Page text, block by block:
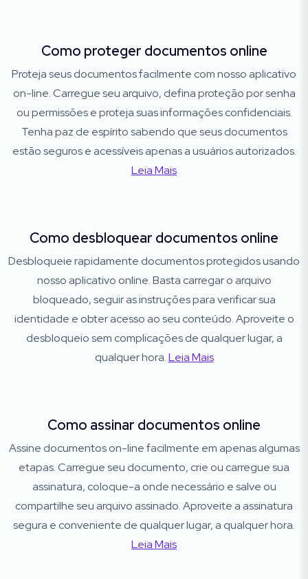
Como proteger documentos online
Proteja seus documentos facilmente com nosso aplicativo
on-line. Carregue seu arquivo, defina proteção por senha
ou permissões e proteja suas informações confidenciais.
Tenha paz de espírito sabendo que seus documentos
estão seguros e acessíveis apenas a usuários autorizados.
Leia Mais
Como desbloquear documentos online
Desbloqueie rapidamente documentos protegidos usando
nosso aplicativo online. Basta carregar o arquivo
bloqueado, seguir as instruções para verificar sua
identidade e obter acesso ao seu conteúdo. Aproveite o
desbloqueio sem complicações de qualquer lugar, a
qualquer hora.Leia Mais
Como assinar documentos online
Assine documentos on-line facilmente em apenas algumas
etapas. Carregue seu documento, crie ou carregue sua
assinatura, coloque-a onde necessário e salve ou
compartilhe seu arquivo assinado. Aproveite a assinatura
segura e conveniente de qualquer lugar, a qualquer hora.
Leia Mais